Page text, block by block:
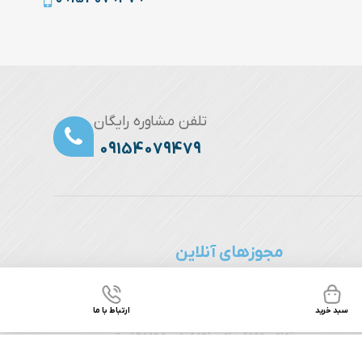
تلفن مشاوره رایگان
09154079479
مجوزهای آنلاین
تمامی حقوق برای ساچمه نصیر محفوظ است
سبد خرید ارتباط با ما